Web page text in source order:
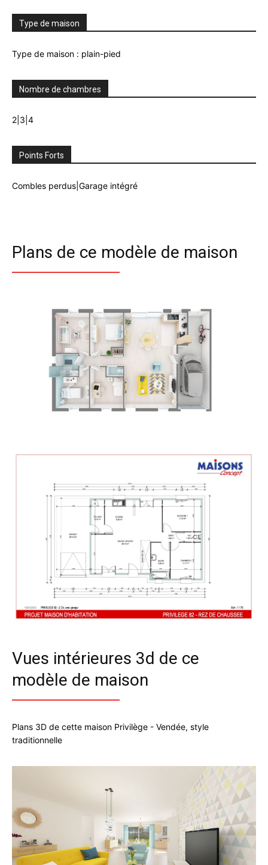
Type de maison
Type de maison : plain-pied
Nombre de chambres
2|3|4
Points Forts
Combles perdus|Garage intégré
Plans de ce modèle de maison
Vues intérieures 3d de ce
modèle de maison
Plans 3D de cette maison Privilège - Vendée, style
traditionnelle